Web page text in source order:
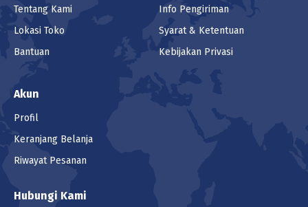
Tentang Kami
Lokasi Toko
Bantuan
Info Pengiriman
Syarat & Ketentuan
Kebijakan Privasi
Akun
Profil
Keranjang Belanja
Riwayat Pesanan
Hubungi Kami